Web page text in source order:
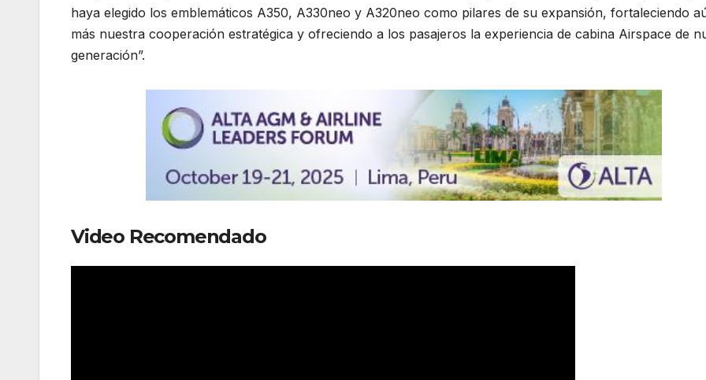
haya elegido los emblemáticos A350, A330neo y A320neo como pilares de su expansión, fortaleciendo
más nuestra cooperación estratégica y ofreciendo a los pasajeros la experiencia de cabina Airspace de
generación”.
Video Recomendado